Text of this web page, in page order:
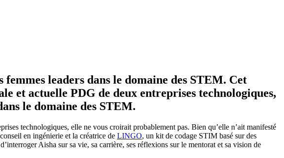
leaders dans le domaine des STEM. Cet
et actuelle PDG de deux entreprises technologiques,
le domaine des STEM.
technologiques, elle ne vous croirait probablement pas. Bien qu’elle n’ait manifesté
en ingénierie et la créatrice de LINGO, un kit de codage STIM basé sur des
Aisha sur sa vie, sa carrière, ses réflexions sur le mentorat et sa vision de